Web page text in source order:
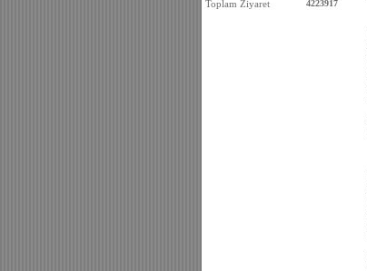
Toplam Ziyaret 4223917